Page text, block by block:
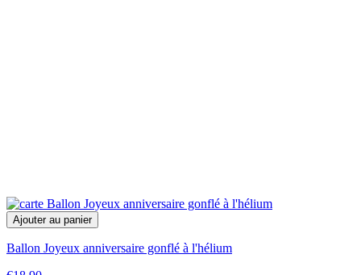
Ajouter au panier
Ballon Joyeux anniversaire gonflé à l'hélium